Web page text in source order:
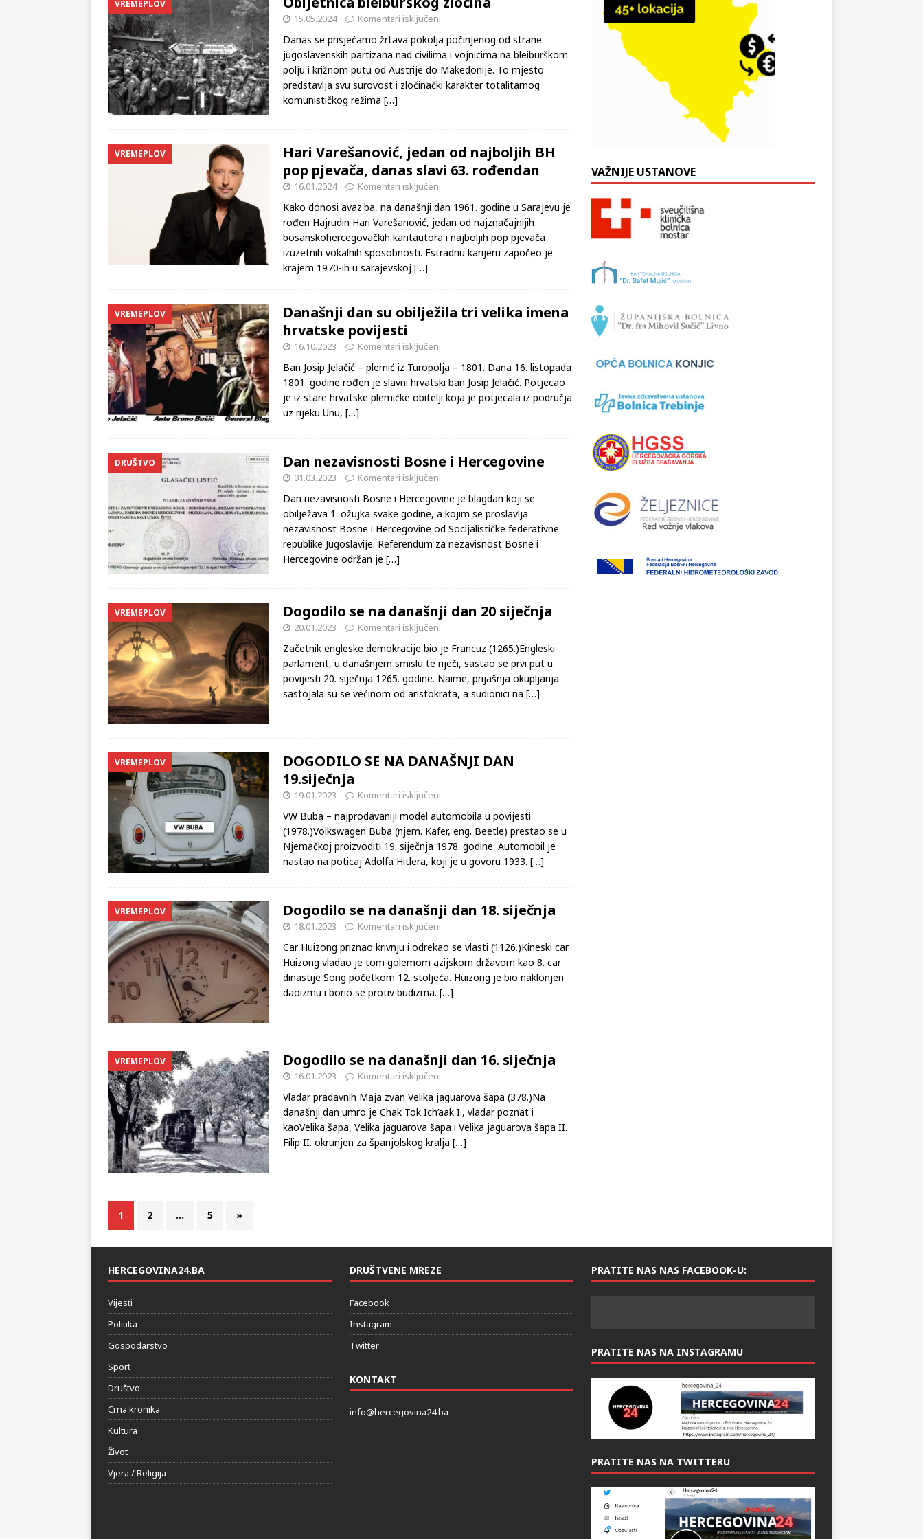
VREMEPLOV
15.05.2024 Komentari isključeni
Danas se prisjećamo žrtava pokolja počinjenog od strane
jugoslavenskih partizana nad civilima i vojnicima na bleiburškom
polju i križnom putu od Austrije do Makedonije. To mjesto
predstavlja svu surovost i zločinački karakter totalitarnog
komunističkog režima […]
VREMEPLOV
Hari Varešanović, jedan od najboljih BH
pop pjevača, danas slavi 63. rođendan
16.01.2024 Komentari isključeni
Kako donosi avaz.ba, na današnji dan 1961. godine u Sarajevu je
rođen Hajrudin Hari Varešanović, jedan od najznačajnijih
bosanskohercegovačkih kantautora i najboljih pop pjevača
izuzetnih vokalnih sposobnosti. Estradnu karijeru započeo je
krajem 1970-ih u sarajevskoj […]
VREMEPLOV
Današnji dan su obilježila tri velika imena
hrvatske povijesti
16.10.2023 Komentari isključeni
Ban Josip Jelačić – plemić iz Turopolja – 1801. Dana 16. listopada
1801. godine rođen je slavni hrvatski ban Josip Jelačić. Potjecao
je iz stare hrvatske plemićke obitelji koja je potjecala iz područja
uz rijeku Unu, […]
DRUŠTVO Dan nezavisnosti Bosne i Hercegovine
01.03.2023 Komentari isključeni
Dan nezavisnosti Bosne i Hercegovine je blagdan koji se
obilježava 1. ožujka svake godine, a kojim se proslavlja
nezavisnost Bosne i Hercegovine od Socijalističke federativne
republike Jugoslavije. Referendum za nezavisnost Bosne i
Hercegovine održan je […]
VREMEPLOV Dogodilo se na današnji dan 20 siječnja
20.01.2023 Komentari isključeni
Začetnik engleske demokracije bio je Francuz (1265.)Engleski
parlament, u današnjem smislu te riječi, sastao se prvi put u
povijesti 20. siječnja 1265. godine. Naime, prijašnja okupljanja
sastojala su se većinom od aristokrata, a sudionici na […]
VREMEPLOV
DOGODILO SE NA DANAŠNJI DAN
19.siječnja
19.01.2023 Komentari isključeni
VW Buba – najprodavaniji model automobila u povijesti
(1978.)Volkswagen Buba (njem. Käfer, eng. Beetle) prestao se u
Njemačkoj proizvoditi 19. siječnja 1978. godine. Automobil je
nastao na poticaj Adolfa Hitlera, koji je u govoru 1933. […]
VREMEPLOV Dogodilo se na današnji dan 18. siječnja
18.01.2023 Komentari isključeni
Car Huizong priznao krivnju i odrekao se vlasti (1126.)Kineski car
Huizong vladao je tom golemom azijskom državom kao 8. car
dinastije Song početkom 12. stoljeća. Huizong je bio naklonjen
daoizmu i borio se protiv budizma. […]
VREMEPLOV Dogodilo se na današnji dan 16. siječnja
16.01.2023 Komentari isključeni
Vladar pradavnih Maja zvan Velika jaguarova šapa (378.)Na
današnji dan umro je Chak Tok Ich’aak I., vladar poznat i
kaoVelika šapa, Velika jaguarova šapa i Velika jaguarova šapa II.
Filip II. okrunjen za španjolskog kralja […]
1 2 … 5 »
VAŽNIJE USTANOVE
HERCEGOVINA24.BA
Vijesti
Politika
Gospodarstvo
Sport
Društvo
Crna kronika
Kultura
Život
Vjera / Religija
DRUŠTVENE MREZE
Facebook
Instagram
Twitter
KONTAKT
info@hercegovina24.ba
PRATITE NAS NAS FACEBOOK-U:
PRATITE NAS NA INSTAGRAMU
PRATITE NAS NA TWITTERU